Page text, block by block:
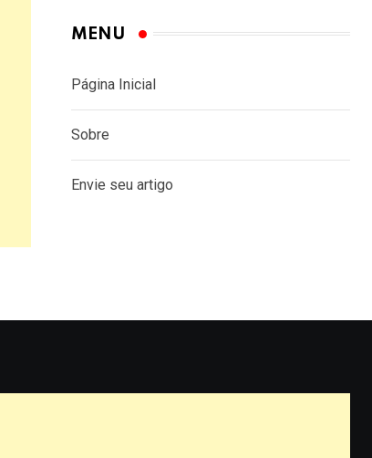
MENU
Página Inicial
Sobre
Envie seu artigo